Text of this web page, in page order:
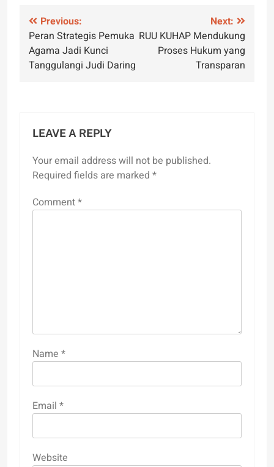
Post
navigation
Previous:
Peran Strategis Pemuka
Agama Jadi Kunci
Tanggulangi Judi Daring
Next:
RUU KUHAP Mendukung
Proses Hukum yang
Transparan
LEAVE A REPLY
Your email address will not be published.
Required fields are marked *
Comment*
Name *
Email *
Website